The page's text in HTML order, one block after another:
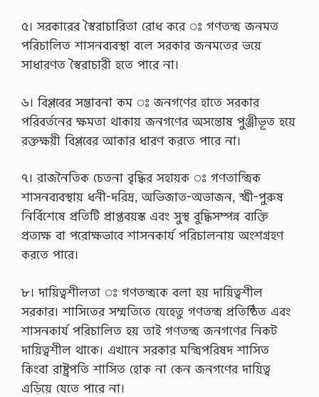
৫। সরকারের স্বৈরাচারিতা রোধ করে ঃ গণতন্ত্র জনমত
পরিচালিত শাসনব্যবস্থা বলে সরকার জনমতের ভয়ে
সাধারণত স্বৈরাচারী হতে পারে না।
৬। বিপ্লবের সম্ভাবনা কম ঃ জনগণের হাতে সরকার
পরিবর্তনের ক্ষমতা থাকায় জনগণের অসন্তোষ পুঞ্জীভূত হয়ে
রক্তক্ষয়ী বিপ্লবের আকার ধারণ করতে পারে না।
৭। রাজনৈতিক চেতনা বৃদ্ধির সহায়ক ঃ গণতান্ত্রিক
শাসনব্যবস্থায় ধনী-দরিদ্র, অভিজাত-অভাজন, স্ত্রী-পুরুষ
নির্বিশেষে প্রতিটি প্রাপ্তবয়স্ক এবং সুস্থ বুদ্ধিসম্পন্ন ব্যক্তি
প্রত্যক্ষ বা পরোক্ষভাবে শাসনকার্য পরিচালনায় অংশগ্রহণ
করতে পারে।
৮। দায়িত্বশীলতা ঃ গণতন্ত্রকে বলা হয় দায়িত্বশীল
সরকার। শাসিতের সম্মতিতে যেহেতু গণতন্ত্র প্রতিষ্ঠিত এবং
শাসনকার্য পরিচালিত হয় তাই গণতন্ত্র জনগণের নিকট
দায়িত্বশীল থাকে। এখানে সরকার মন্ত্রিপরিষদ শাসিত
কিংবা রাষ্ট্রপতি শাসিত হোক না কেন জনগণের দায়িত্ব
এড়িয়ে যেতে পারে না।